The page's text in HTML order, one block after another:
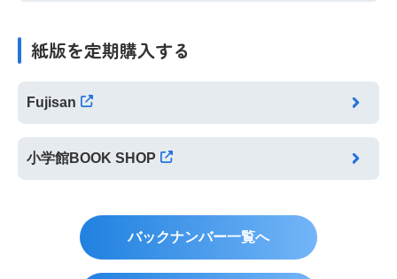
紙版を定期購入する
Fujisan
小学館BOOK SHOP
バックナンバー一覧へ